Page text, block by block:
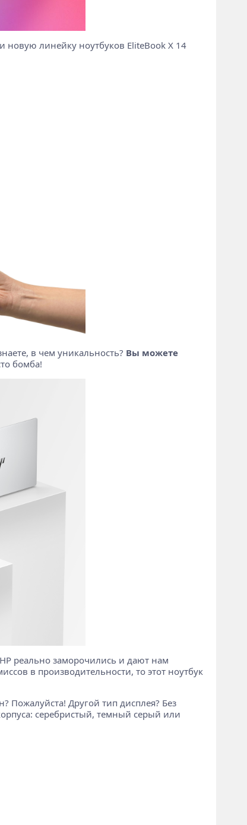
новую линейку ноутбуков EliteBook X 14
в чем уникальность? Вы можете
бомба!
реально заморочились и дают нам
в производительности, то этот ноутбук
Пожалуйста! Другой тип дисплея? Без
серебристый, темный серый или